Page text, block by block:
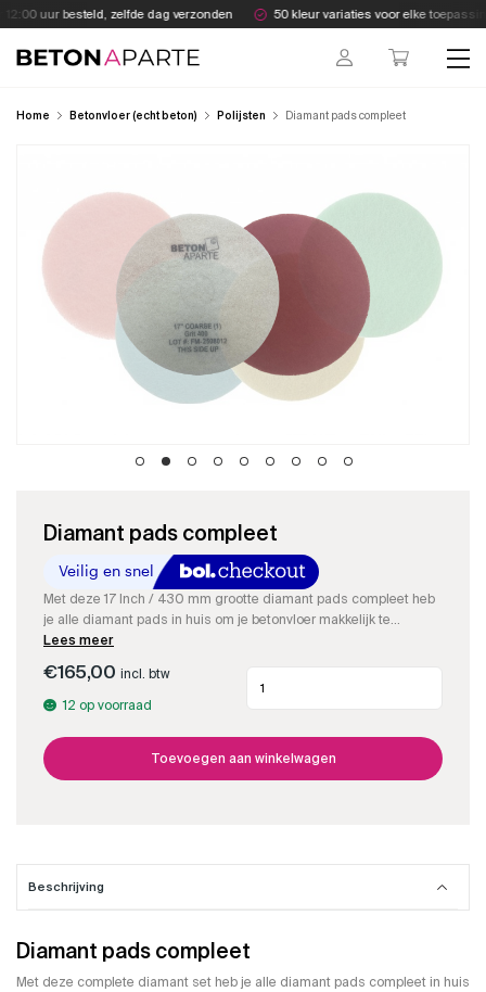
Skip
to
content
uur besteld, zelfde dag verzonden 50 kleur variaties voor elke toepassing
Beton Aparte
Home Betonvloer (echt beton) Polijsten Diamant pads compleet
Diamant pads compleet
Met deze 17 Inch / 430 mm grootte diamant pads compleet heb
je alle diamant pads in huis om je betonvloer makkelijk te
polijsten. Met de rode haal je een minuscuul laagje beton weg
betonvloer tot hoogglans polijsten. Samen met de impregneer
voor betonvloeren en de dweil was heb je in een middag weer
alleen maar mooier word.
Lees meer
€165,00 incl. btw
12 op voorraad
pads
compleet
Toevoegen aan winkelwagen
Beschrijving
Diamant pads compleet
Met deze complete diamant set heb je alle diamant pads compleet in huis